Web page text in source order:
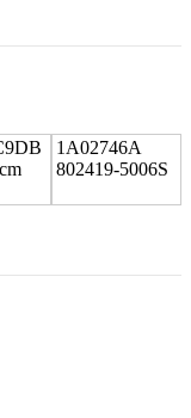
1A02746A
802419-5006S